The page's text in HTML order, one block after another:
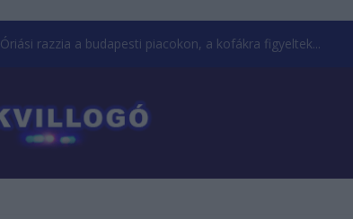
Óriási razzia a budapesti piacokon, a kofákra figyeltek...